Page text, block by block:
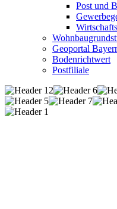
Post und
Geoportal
Bodenrichtwert
Postfiliale